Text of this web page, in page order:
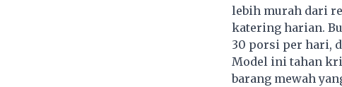
lebih murah dari
katering harian.
30 porsi per hari,
Model ini tahan
barang mewah